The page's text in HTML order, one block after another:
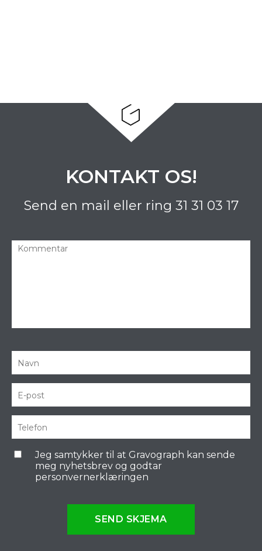
KONTAKT OS!
Send en mail eller ring 31 31 03 17
Jeg samtykker til at Gravograph kan sende
meg nyhetsbrev og godtar
personvernerklæringen
SEND SKJEMA